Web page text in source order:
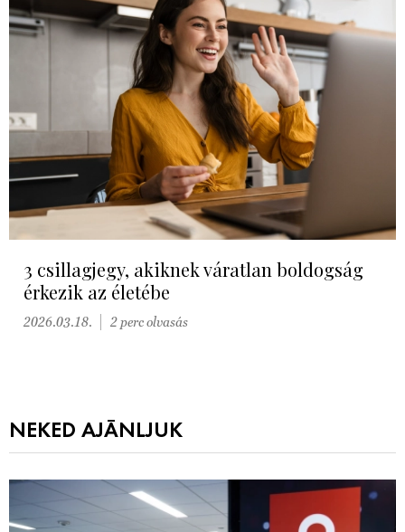
3 csillagjegy, akiknek váratlan boldogság
érkezik az életébe
2026.03.18. 2 perc olvasás
NEKED AJÁNLJUK